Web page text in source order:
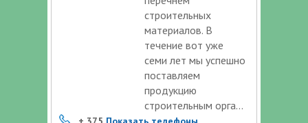
строительных
материалов. В
течение вот уже
семи лет мы успешно
поставляем
продукцию
строительным орга...